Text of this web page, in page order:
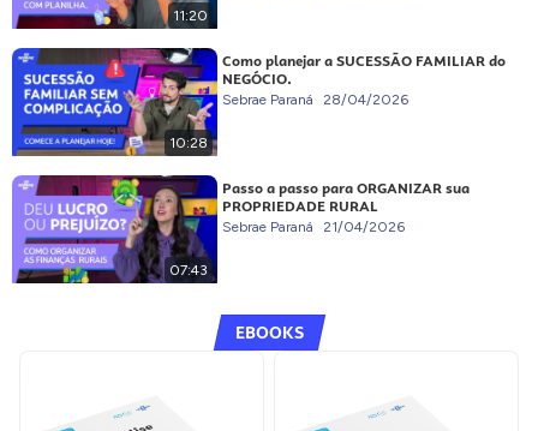
11:20
10:28
Como planejar a SUCESSÃO FAMILIAR do
NEGÓCIO.
Sebrae Paraná 28/04/2026
07:43
Passo a passo para ORGANIZAR sua
PROPRIEDADE RURAL
Sebrae Paraná 21/04/2026
EBOOKS